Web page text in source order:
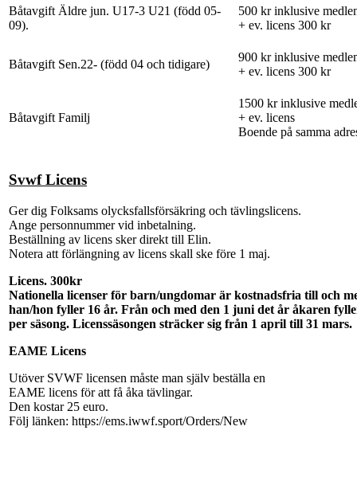
Båtavgift Äldre jun. U17-3 U21 (född 05-
09).
500 kr inklusive
+ ev. licens 300 kr
Båtavgift Sen.22- (född 04 och tidigare)
900 kr inklusive
+ ev. licens 300 kr
Båtavgift Familj
1500 kr inklusive
+ ev. licens
Boende på samma
Svwf Licens
Ger dig Folksams olycksfallsförsäkring och tävlingslicens.
Ange personnummer vid inbetalning.
Beställning av licens sker direkt till Elin.
Notera att förlängning av licens skall ske före 1 maj.
Licens. 300kr
Nationella licenser för barn/ungdomar är kostnadsfria till och
han/hon fyller 16 år. Från och med den 1 juni det år åkaren
per säsong. Licenssäsongen sträcker sig från 1 april till 31 mars.
EAME Licens
Utöver SVWF licensen måste man själv beställa en
EAME licens för att få åka tävlingar.
Den kostar 25 euro.
Följ länken: https://ems.iwwf.sport/Orders/New